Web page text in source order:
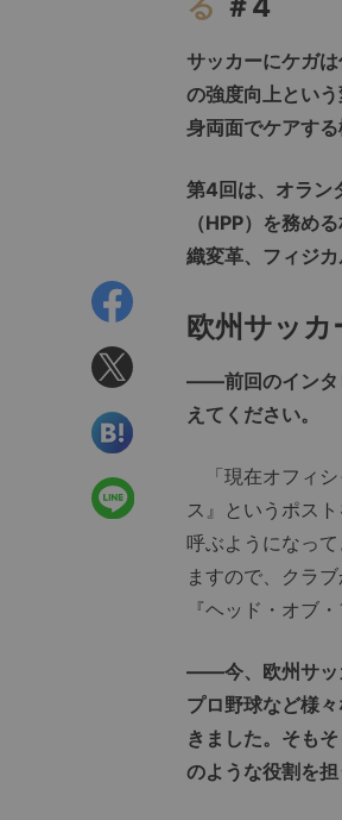
サッカーにケガ
の強度向上とい
身両面でケアす
第4回は、オラン
（HPP）を務め
織変革、フィジ
欧州サッ
――前回のインタ
えてください。
「現在オフィシ
ス』というポス
呼ぶようになっ
ますので、クラ
『ヘッド・オブ
――今、欧州サッ
プロ野球など様
きました。そも
のような役割を